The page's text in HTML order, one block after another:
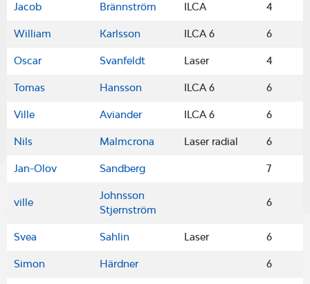
Jacob Brännström ILCA 4
William Karlsson ILCA 6 6
Oscar Svanfeldt Laser 4
Tomas Hansson ILCA 6 6
Ville Aviander ILCA 6 6
Nils Malmcrona Laser radial 6
Jan-Olov Sandberg 7
ville
Johnsson
Stjernström
6
Svea Sahlin Laser 6
Simon Härdner 6